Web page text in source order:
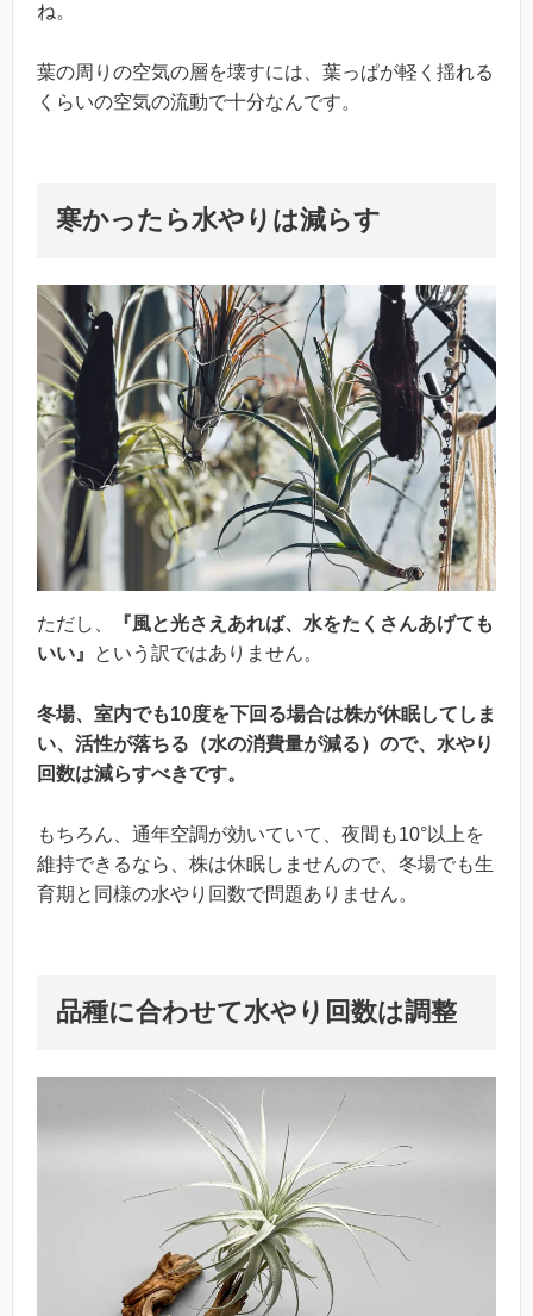
ね。
葉の周りの空気の層を壊すには、葉っぱが軽く揺れる
くらいの空気の流動で十分なんです。
寒かったら水やりは減らす
ただし、
『風と光さえあれば、水をたくさんあげても
いい』
という訳ではありません。
冬場、室内でも10度を下回る場合は株が休眠してしま
い、活性が落ちる（水の消費量が減る）ので、水やり
回数は減らすべきです。
もちろん、通年空調が効いていて、夜間も10°以上を
維持できるなら、株は休眠しませんので、冬場でも生
育期と同様の水やり回数で問題ありません。
品種に合わせて水やり回数は調整